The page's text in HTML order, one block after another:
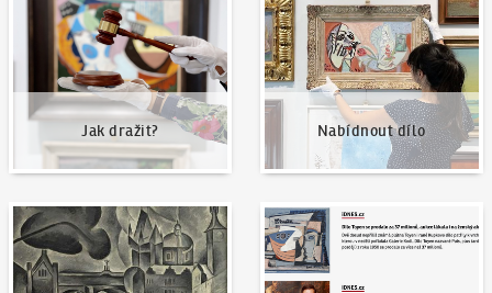
Jak dražit? Nabídnout dílo
Naše nejvyšší prodeje Napsali o nás